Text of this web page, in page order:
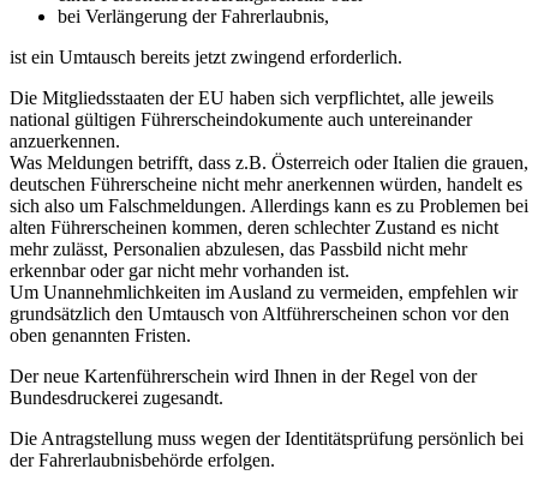
bei Verlängerung der Fahrerlaubnis,
ist ein Umtausch bereits jetzt zwingend erforderlich.
Die Mitgliedsstaaten der EU haben sich verpflichtet, alle jeweils
national gültigen Führerscheindokumente auch untereinander
anzuerkennen.
Was Meldungen betrifft, dass z.B. Österreich oder Italien die grauen,
deutschen Führerscheine nicht mehr anerkennen würden, handelt es
sich also um Falschmeldungen. Allerdings kann es zu Problemen bei
alten Führerscheinen kommen, deren schlechter Zustand es nicht
mehr zulässt, Personalien abzulesen, das Passbild nicht mehr
erkennbar oder gar nicht mehr vorhanden ist.
Um Unannehmlichkeiten im Ausland zu vermeiden, empfehlen wir
grundsätzlich den Umtausch von Altführerscheinen schon vor den
oben genannten Fristen.
Der neue Kartenführerschein wird Ihnen in der Regel von der
Bundesdruckerei zugesandt.
Die Antragstellung muss wegen der Identitätsprüfung persönlich bei
der Fahrerlaubnisbehörde erfolgen.